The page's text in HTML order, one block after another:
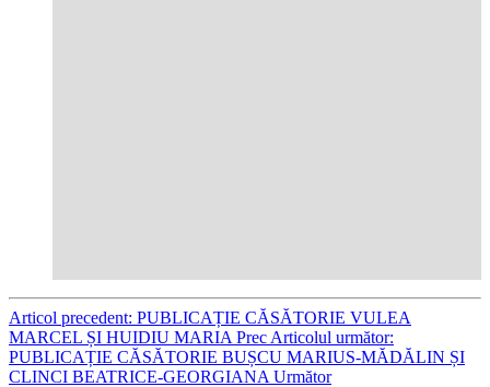
Articol precedent: PUBLICAȚIE CĂSĂTORIE VULEA
MARCEL ȘI HUIDIU MARIA Prec Articolul următor:
PUBLICAȚIE CĂSĂTORIE BUȘCU MARIUS-MĂDĂLIN ȘI
CLINCI BEATRICE-GEORGIANA Următor